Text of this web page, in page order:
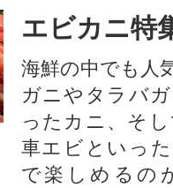
エビカニ特
海鮮の中でも人
ガニやタラバ
ったカニ、そ
車エビといっ
で楽しめるの